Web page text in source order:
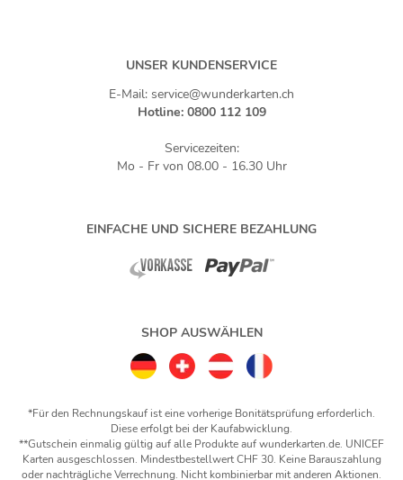
UNSER KUNDENSERVICE
E-Mail: service@wunderkarten.ch
Hotline: 0800 112 109
Servicezeiten:
Mo - Fr von 08.00 - 16.30 Uhr
EINFACHE UND SICHERE BEZAHLUNG
SHOP AUSWÄHLEN
*Für den Rechnungskauf ist eine vorherige Bonitätsprüfung erforderlich.
Diese erfolgt bei der Kaufabwicklung.
**Gutschein einmalig gültig auf alle Produkte auf wunderkarten.de. UNICEF
Karten ausgeschlossen. Mindestbestellwert CHF 30. Keine Barauszahlung
oder nachträgliche Verrechnung. Nicht kombinierbar mit anderen Aktionen.